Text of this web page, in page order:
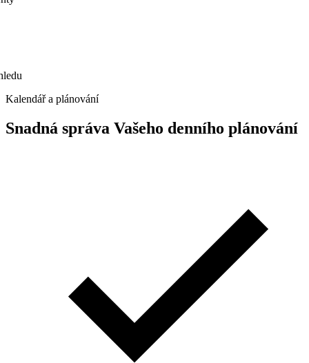
Kalendář a plánování
Snadná správa Vašeho denního plánování